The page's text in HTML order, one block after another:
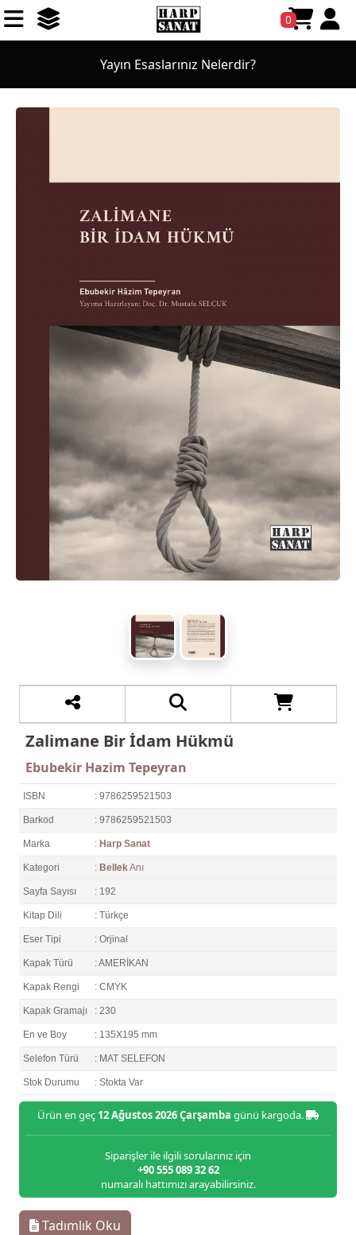
0
Yayın Esaslarınız Nelerdir?
Zalimane Bir İdam Hükmü
Ebubekir Hazim Tepeyran
ISBN : 9786259521503
Barkod : 9786259521503
Marka : Harp Sanat
Kategori : Bellek Anı
Sayfa Sayısı : 192
Kitap Dili : Türkçe
Eser Tipi : Orjinal
Kapak Türü : AMERİKAN
Kapak Rengi : CMYK
Kapak Gramajı : 230
En ve Boy : 135X195 mm
Selefon Türü : MAT SELEFON
Stok Durumu : Stokta Var
Ürün en geç 12 Ağustos 2026 Çarşamba günü kargoda.
Siparişler ile ilgili sorularınız için
+90 555 089 32 62
numaralı hattımızı arayabilirsiniz.
Tadımlık Oku